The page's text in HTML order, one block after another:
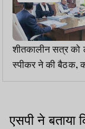
शीतकालीन सत्र
स्पीकर ने की बैठक,
अधिकारियों का
एसपी ने